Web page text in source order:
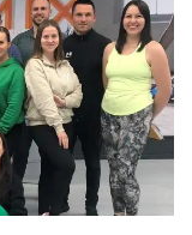
Grupinių
treneris
Fizinio rengimo